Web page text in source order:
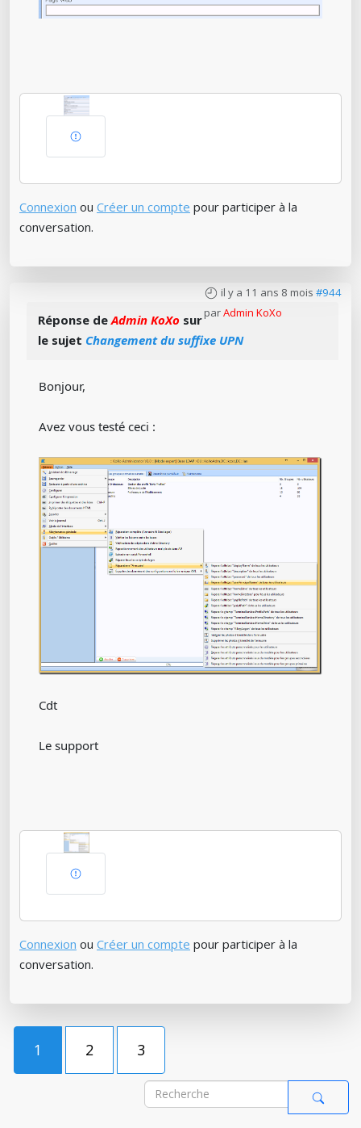
Connexion ou Créer un compte pour participer à la
conversation.
il y a 11 ans 8 mois #944
parAdmin KoXo
Réponse deAdmin KoXo sur
le sujet Changement du suffixe UPN
Bonjour,
Avez vous testé ceci :
Cdt
Le support
Connexion ou Créer un compte pour participer à la
conversation.
1 2 3